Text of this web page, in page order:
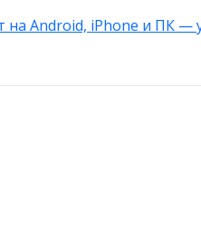
Android, iPhone и ПК —